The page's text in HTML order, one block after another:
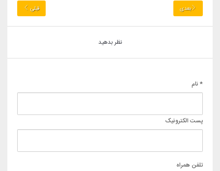
بعدی قبلی
نظر بدهید
* نام
پست الکترونیک
تلفن همراه